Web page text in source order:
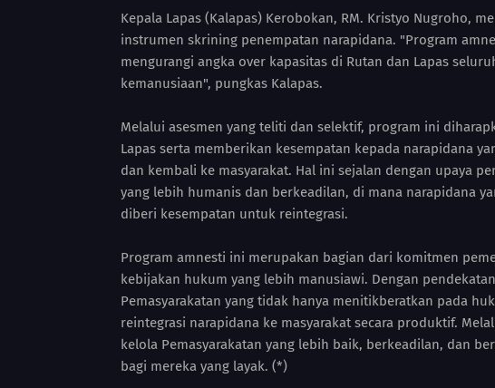
Kepala Lapas (Kalapas) Kerobokan, RM. Kristyo Nugroho,
instrumen skrining penempatan narapidana. "Program
mengurangi angka over kapasitas di Rutan dan Lapas
kemanusiaan", pungkas Kalapas.
Melalui asesmen yang teliti dan selektif, program ini
Lapas serta memberikan kesempatan kepada narapidana
dan kembali ke masyarakat. Hal ini sejalan dengan upaya
yang lebih humanis dan berkeadilan, di mana narapidana
diberi kesempatan untuk reintegrasi.
Program amnesti ini merupakan bagian dari komitmen
kebijakan hukum yang lebih manusiawi. Dengan
Pemasyarakatan yang tidak hanya menitikberatkan pada
reintegrasi narapidana ke masyarakat secara produktif.
kelola Pemasyarakatan yang lebih baik, berkeadilan, dan
bagi mereka yang layak. (*)